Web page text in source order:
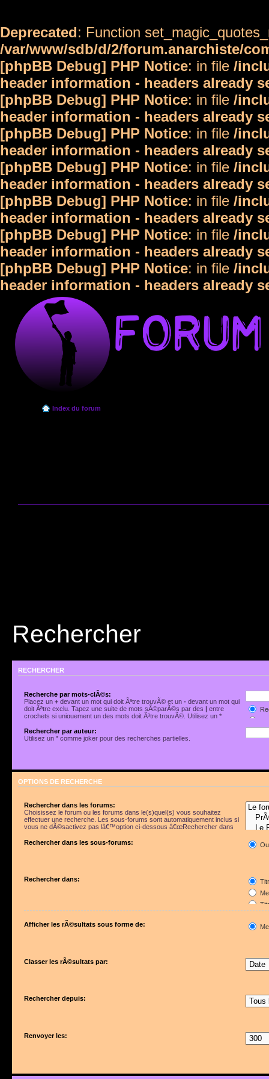
Deprecated: Function
/var/www/sdb/d/2/forum.anarchiste/
[phpBB Debug] PHP Notice: in file /
header information - headers already
[phpBB Debug] PHP Notice: in file /
header information - headers already
[phpBB Debug] PHP Notice: in file /
header information - headers already
[phpBB Debug] PHP Notice: in file /
header information - headers already
[phpBB Debug] PHP Notice: in file /
header information - headers already
[phpBB Debug] PHP Notice: in file /
header information - headers already
[phpBB Debug] PHP Notice: in file /
header information - headers already
Index du forum
Rechercher
RECHERCHER
Recherche par mots-clÃ©s:
Placez un+ devant un mot qui doit Ãªtre trouvÃ© et un- devant un mot qui
doit Ãªtre exclu. Tapez une suite de mots sÃ©parÃ©s par des| entre
crochets si uniquement un des mots doit Ãªtre trouvÃ©. Utilisez un *
Rechercher par auteur:
Utilisez un * comme joker pour des recherches partielles.
OPTIONS DE RECHERCHE
Rechercher dans les forums:
Choisissez le forum ou les forums dans le(s)quel(s) vous souhaitez
effectuer une recherche. Les sous-forums sont automatiquement inclus si
vous ne dÃ©sactivez pas lâ€™option ci-dessous â€œRechercher dans
Rechercher dans les sous-forums:
Rechercher dans:
Afficher les rÃ©sultats sous forme de:
Classer les rÃ©sultats par:
Rechercher depuis:
Renvoyer les: